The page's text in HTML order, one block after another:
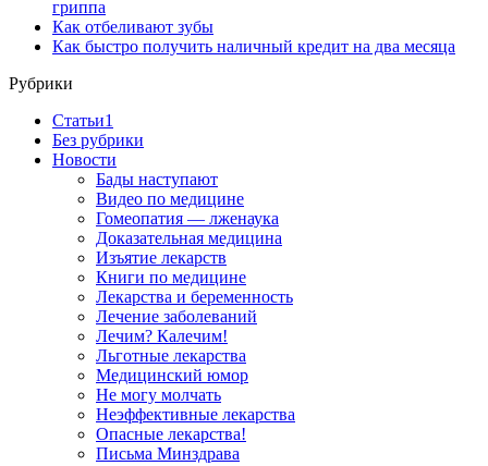
гриппа
Как отбеливают зубы
Как быстро получить наличный кредит на два месяца
Рубрики
Cтатьи1
Без рубрики
Новости
Бады наступают
Видео по медицине
Гомеопатия — лженаука
Доказательная медицина
Изъятие лекарств
Книги по медицине
Лекарства и беременность
Лечение заболеваний
Лечим? Калечим!
Льготные лекарства
Медицинский юмор
Не могу молчать
Неэффективные лекарства
Опасные лекарства!
Письма Минздрава